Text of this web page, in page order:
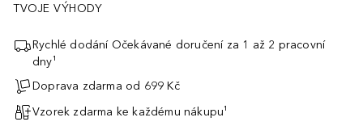
TVOJE VÝHODY
Rychlé dodání Očekávané doručení za 1 až 2 pracovní
dny¹
Doprava zdarma od 699 Kč
Vzorek zdarma ke každému nákupu¹